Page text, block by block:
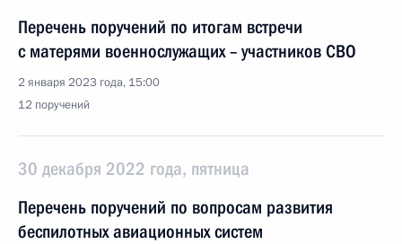
Перечень поручений по итогам встречи
с матерями военнослужащих – участников СВО
2 января 2023 года, 15:00
12 поручений
30 декабря 2022 года, пятница
Перечень поручений по вопросам развития
беспилотных авиационных систем